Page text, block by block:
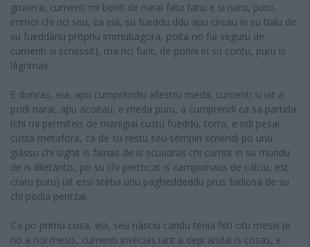
gruxera, cumenti mi benit de narai fatu fatu; e si naru, puru,
immoi chi nci seu, ca eia, su fueddu ddu apu circau in su tialu de
su fueddàriu pròpriu immubagora, poita no fia seguru de
cumenti si scriessit), ma nci funt, de ponni in su contu, puru is
làgrimas.
E duncas, eia, apu cumprèndiu allestru meda, cumenti si iat a
podi narai, apu acoitau, e meda puru, a cumprendi ca sa partida
(chi mi permiteis de manigiai custu fueddu, torra, e ndi pesai
custa metafora, ca de su restu seu sèmpiri scriendi po unu
giàssu chi sighit is fainas de is scuadras chi currint in su mundu
de is diletantis, po su chi pertocat is campionaus de càlciu, est
craru puru) iat essi stètia unu pagheddeddu prus fadiosa de su
chi podia pentzai.
Ca po primu cosa, eia, seu nàsciu candu tenia feti otu mesis (e
no a noi mesis, cumenti invècias iant a depi andai is cosas, e